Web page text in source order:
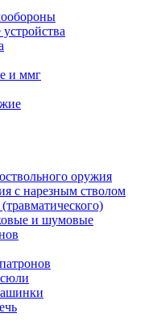
и ммг
оружия
с нарезным стволом
и шумовые